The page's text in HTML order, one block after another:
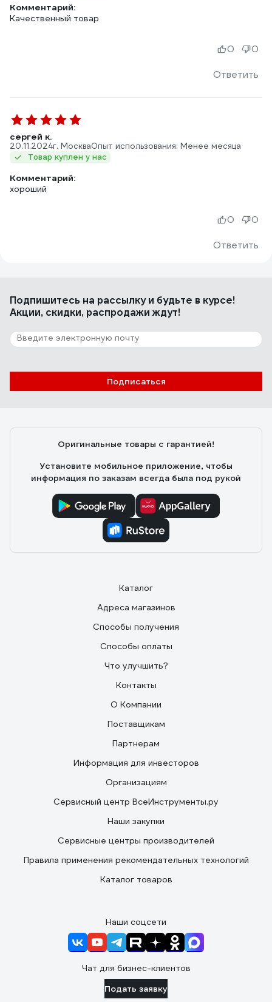
Комментарий:
Качественный товар
Ответить
0 0
сергей к.
20.11.2024г. МоскваОпыт использования: Менее месяца
Товар куплен у нас
Комментарий:
хороший
Ответить
0 0
Подпишитесь на рассылкуи будьте в курсе!
Акции, скидки, распродажи ждут!
Подписаться
Оригинальные товары с гарантией!
Установите мобильное приложение, чтобы
информация по заказам всегда была под рукой
Каталог
Адреса магазинов
Способы получения
Способы оплаты
Что улучшить?
Контакты
О Компании
Поставщикам
Партнерам
Информация для инвесторов
Организациям
Сервисный центр ВсеИнструменты.ру
Наши закупки
Сервисные центры производителей
Правила применения рекомендательных технологий
Каталог товаров
Наши соцсети
Чат для бизнес-клиентов
Подать заявку